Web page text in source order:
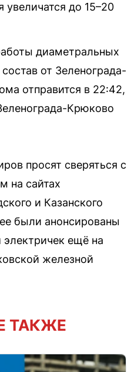
до 15–20
диаметральных
от Зеленограда-
отправится в 22:42,
Крюково
просят сверяться с
на сайтах
и Казанского
были анонсированы
электричек ещё на
железной
ТАКЖЕ